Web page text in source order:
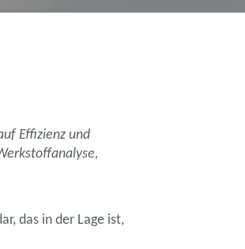
Effizienz und
das in der Lage ist,